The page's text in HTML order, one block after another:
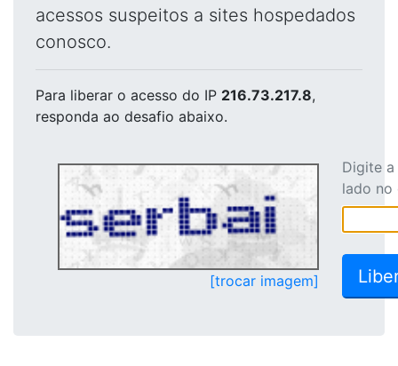
acessos suspeitos a sites hospedados
conosco.
Para liberar o acesso do IP 216.73.217.8,
responda ao desafio abaixo.
[trocar imagem]
Digite
lado no